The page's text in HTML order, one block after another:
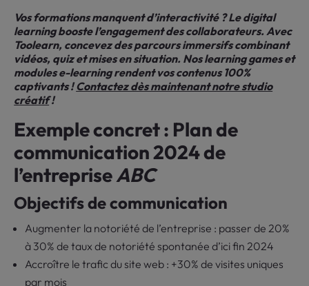
Vos formations manquent d’interactivité ? Le digital
learning booste l’engagement des collaborateurs. Avec
Toolearn, concevez des parcours immersifs combinant
vidéos, quiz et mises en situation. Nos learning games et
modules e-learning rendent vos contenus 100%
captivants !Contactez dès maintenant notre studio
créatif!
Exemple concret : Plan de
communication 2024 de
l’entrepriseABC
Objectifs de communication
Augmenter la notoriété de l’entreprise : passer de 20%
à 30% de taux de notoriété spontanée d’ici fin 2024
Accroître le trafic du site web : +30% de visites uniques
par mois